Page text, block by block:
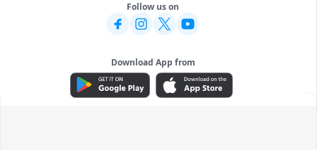
Follow us on
Download App from
ADVERTISEMENT